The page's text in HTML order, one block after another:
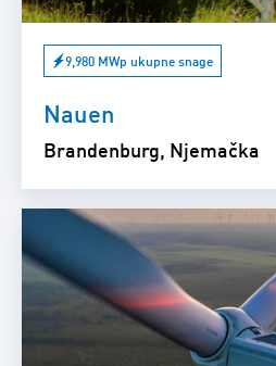
9,980 MWp ukupne snage
Nauen
Brandenburg, Njemačka